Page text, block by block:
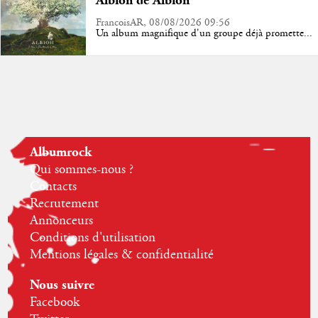
FrancoisAR, 08/08/2026 09:56
Un album magnifique d'un groupe déjà promette...
Albumrock
Qui sommes-nous ?
Contacts
Recrutement
Annonceurs
Conditions d'utilisation
Mentions légales & confidentialité
Nous suivre
Facebook